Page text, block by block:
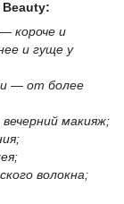
короче и
и гуще у
— от более
макияж;
волокна;